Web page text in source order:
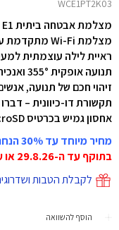
WCE1PT2K03
מצלמת אבטחה ביתית E1 מבית Reolink, שליטה מלאה על הבית שלך!
מצלמת Wi-Fi מתקדמת עם רזולוציית 3MP לווידאו חד וברור
ראיית לילה עוצמתית
תנועה אופקית 355° ואנכית 50° לכיסוי שטח רחב
זיהוי חכם של תנועה,
תקשורת דו-כיוונית –
אחסון גמיש בכרטיס microSD עד 512GB
מחיר מיוחד עד 30% הנחה על מגוון מצלמות Reolink
בתוקף עד ה-29.8.26 או עד גמר המלאי, המוקדם שמביניהם!
לקבלת הטבות
הוסף להשוואה